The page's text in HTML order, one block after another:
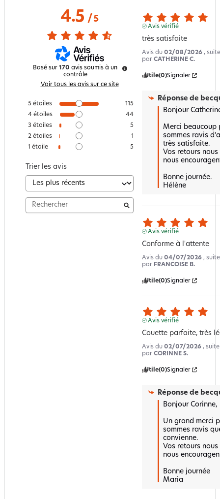
4.5/ 5
Basé sur 170 avis soumis à un
contrôle
Voir tous les avis sur ce site
5 étoiles
115
4 étoiles
44
3 étoiles
5
2 étoiles
1
1 étoile 5
Trier les avis
Avis vérifié
très satisfaite
Avis du 02/08/2026 ,
par CATHERINE C.
Utile(0)Signaler
Réponse de
Bonjour
Merci beaucoup
sommes ravis
très satisfaite.
Vos retours
nous
Bonne journée.
Hélène
Avis vérifié
Conforme à l'attente
Avis du 04/07/2026 ,
par FRANCOISE B.
Utile(0)Signaler
Avis vérifié
Couette parfaite, très
Avis du 02/07/2026 ,
par CORINNE S.
Utile(0)Signaler
Réponse de
Bonjour
Un grand merci
sommes ravis
convienne.
Vos retours
nous
Bonne journée
Maria